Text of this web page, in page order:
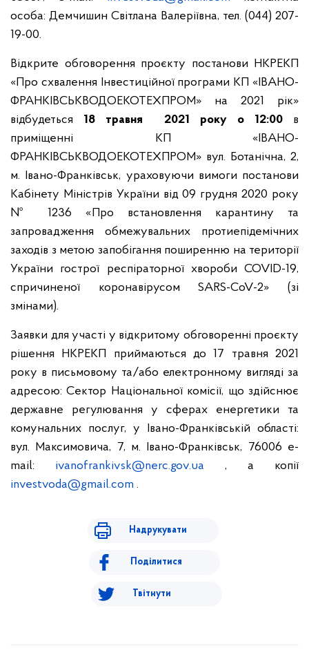
особа: Демчишин Світлана Валеріївна, тел. (044) 207-
19-00.
Відкрите обговорення проєкту постанови НКРЕКП
«Про схвалення Інвестиційної програми КП «ІВАНО-
ФРАНКІВСЬКВОДОЕКОТЕХПРОМ»
на 2021 рік»
відбудеться 18 травня 2021 року о 12:00в
приміщенні КП «ІВАНО-
ФРАНКІВСЬКВОДОЕКОТЕХПРОМ» вул. Ботанічна, 2,
м. Івано-Франківськ, ураховуючи вимоги постанови
Кабінету Міністрів України від 09 грудня 2020 року
№ 1236 «Про встановлення карантину та
запровадження обмежувальних протиепідемічних
заходів з метою запобігання поширенню на території
України гострої респіраторної хвороби COVID-19,
спричиненої коронавірусом SARS-CoV-2» (зі
змінами).
Заявки для участі у відкритому обговоренні проєкту
рішення НКРЕКП приймаються до 17 травня 2021
року в письмовому та/або електронному вигляді за
адресою: Сектор Національної комісії, що здійснює
державне регулювання у сферах енергетики та
комунальних послуг, у Івано-Франківській області:
вул. Максимовича, 7, м. Івано-Франківськ, 76006 e-
mail: ivanofrankivsk@nerc.gov.ua , а копії
investvoda@gmail.com .
Надрукувати
Поділитися
Твітнути